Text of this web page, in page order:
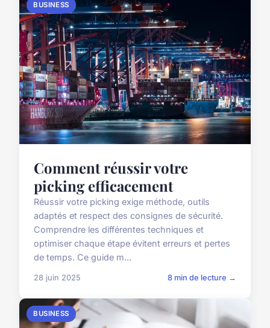
BUSINESS
Comment réussir votre
picking efficacement
Réussir votre picking exige méthode, outils
adaptés et respect des consignes de sécurité.
Comprendre les différentes techniques et
optimiser chaque étape évitent erreurs et pertes
de temps. Ce guide m...
28 juin 2025 8 min de lecture →
BUSINESS